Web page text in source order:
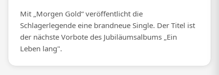
Mit „Morgen Gold“ veröffentlicht die
Schlagerlegende eine brandneue Single. Der Titel ist
der nächste Vorbote des Jubiläumsalbums „Ein
Leben lang".